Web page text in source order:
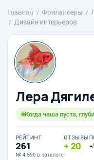
Главная Фрилансеры
Дизайн интерьеров
Лера
Когда чаша пуста,
РЕЙТИНГ
261
№ 4 590 в каталоге
ОТЗЫВЫ
20 -